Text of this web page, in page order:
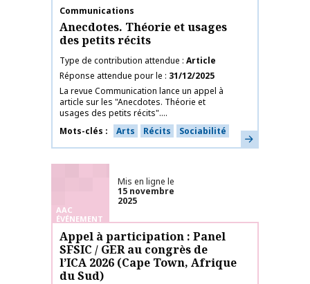
Nom de la publication
Communications
Anecdotes. Théorie et usages
des petits récits
Type de contribution attendue Article
Réponse attendue pour le
31/12/2025
La revue Communication lance un appel à
article sur les "Anecdotes. Théorie et
usages des petits récits"....
Mots-clés
Arts Récits Sociabilité En savoir plus
AAC
ÉVÉNEMENT
Mis en ligne le
15 novembre
2025
Appel à participation : Panel
SFSIC / GER au congrès de
l’ICA 2026 (Cape Town, Afrique
du Sud)